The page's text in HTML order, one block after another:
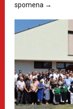
spomena →